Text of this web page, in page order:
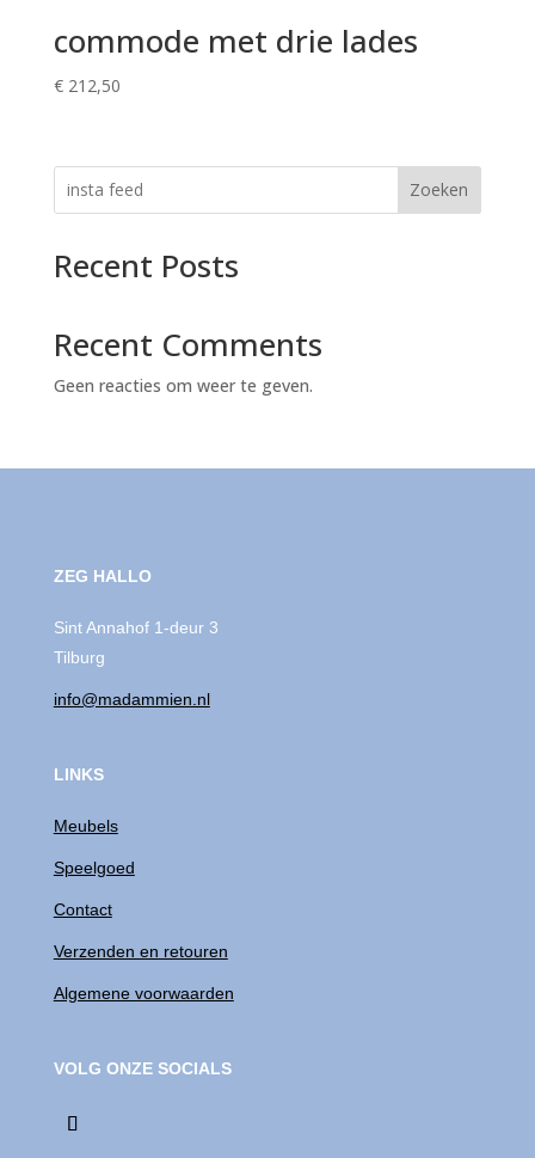
commode met drie lades
€212,50
Zoeken
Recent Posts
Recent Comments
Geen reacties om weer te geven.
ZEG HALLO
Sint Annahof 1-deur 3
Tilburg
info@madammien.nl
LINKS
Meubels
Speelgoed
Contact
Verzenden en retouren
Algemene voorwaarden
VOLG ONZE SOCIALS